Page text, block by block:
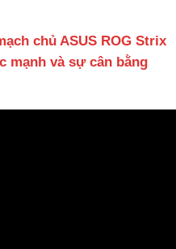
chủ ASUS ROG Strix
mạnh và sự cân bằng